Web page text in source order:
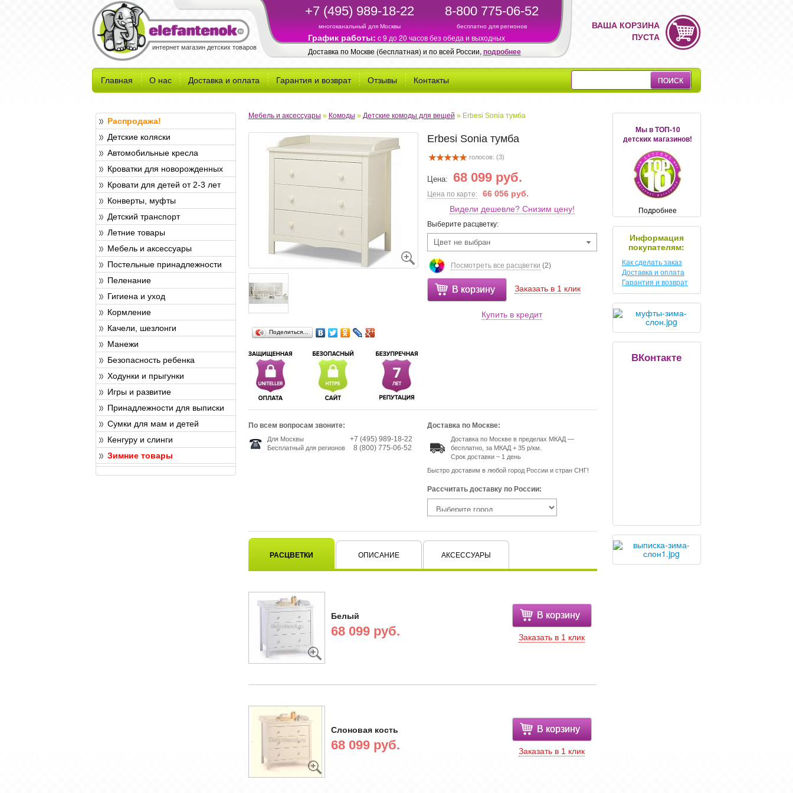
интернет магазин детских товаров
+7 (495) 989-18-22
многоканальный для Москвы
8-800 775-06-52
бесплатно для регионов
График работы: c 9 до 20 часов без обеда и выходных
Доставка по Москве (бесплатная) и по всей России, подробнее
ВАША КОРЗИНА
ПУСТА
Главная О нас Доставка и оплата Гарантия и возврат Отзывы Контакты
Распродажа!
Детские коляски
Автомобильные кресла
Кроватки для новорожденных
Кровати для детей от 2-3 лет
Конверты, муфты
Детский транспорт
Летние товары
Мебель и аксессуары
Постельные принадлежности
Пеленание
Гигиена и уход
Кормление
Качели, шезлонги
Манежи
Безопасность ребенка
Ходунки и прыгунки
Игры и развитие
Принадлежности для выписки
Сумки для мам и детей
Кенгуру и слинги
Зимние товары
Мебель и аксессуары » Комоды » Детские комоды для вещей » Erbesi Sonia тумба
Поделиться…
Erbesi Sonia тумба
голосов: (3)
Цена: 68 099 руб.
Цена по карте:
66 056 руб.
Видели дешевле? Снизим цену!
Выберите расцветку:
Цвет не выбран
Посмотреть все расцветки (2)
В корзину Заказать в 1 клик
Купить в кредит
По всем вопросам звоните:
Для Москвы
Бесплатный для регионов
+7 (495) 989-18-22
8 (800) 775-06-52
Доставка по Москве:
Доставка по Москве в пределах МКАД —
бесплатно, за МКАД + 35 р/км.
Срок доставки ~ 1 день
Быстро доставим в любой город России и стран СНГ!
Рассчитать доставку по России:
РАСЦВЕТКИ ОПИСАНИЕ АКСЕССУАРЫ
Белый
68 099 руб.
В корзину
Заказать в 1 клик
Слоновая кость
68 099 руб.
В корзину
Заказать в 1 клик
Мы в ТОП-10
детских магазинов!
Подробнее
Информация
покупателям:
Как сделать заказ
Доставка и оплата
Гарантия и возврат
ВКонтакте